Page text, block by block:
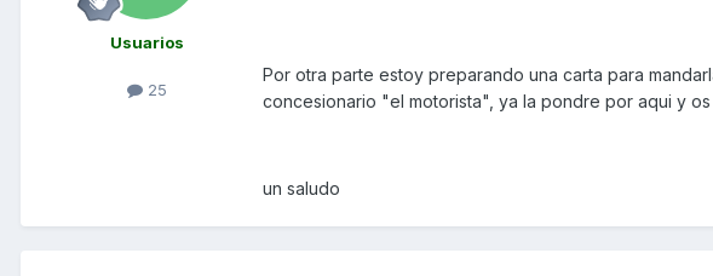
Usuarios
25
Por otra parte estoy preparando una carta para
concesionario "el motorista", ya la pondre por aqui y
un saludo